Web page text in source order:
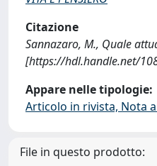
Citazione
Sannazaro, M., Quale
[https://hdl.handle.net/
Appare nelle tipologie:
Articolo in rivista, Nota
File in questo prodotto: